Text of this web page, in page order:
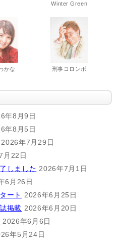
Winter Green
かな 刑事コロンボ
年8月9日
年8月5日
2026年7月29日
月22日
しました 2026年7月1日
6月26日
ート
2026年6月25日
掲載 2026年6月20日
2026年6月6日
年5月24日